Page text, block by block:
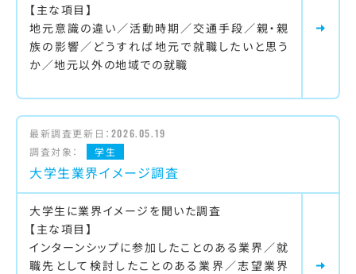
【主な項目】
地元意識の違い／活動時期／交通手段／親・親
族の影響／どうすれば地元で就職したいと思う
か／地元以外の地域での就職
最新調査更新日： 2026.05.19
調査対象：
学生
大学生業界イメージ調査
大学生に業界イメージを聞いた調査
【主な項目】
インターンシップに参加したことのある業界／就
職先として検討したことのある業界／志望業界